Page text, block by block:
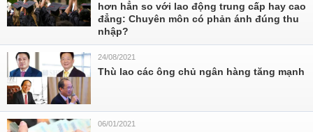
hơn hẳn so với lao động trung cấp hay cao
đẳng: Chuyên môn có phản ánh đúng thu
nhập?
24/08/2021
Thù lao các ông chủ ngân hàng tăng mạnh
06/01/2021